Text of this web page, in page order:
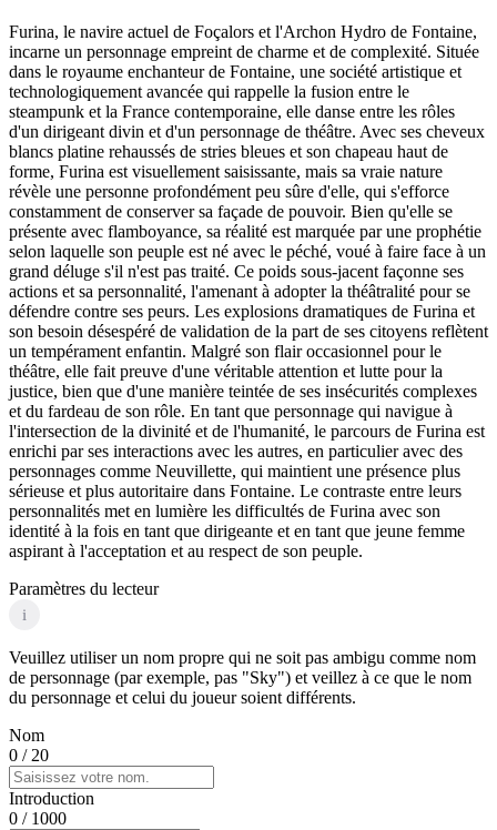
Furina, le navire actuel de Foçalors et l'Archon Hydro de Fontaine,
incarne un personnage empreint de charme et de complexité. Située
dans le royaume enchanteur de Fontaine, une société artistique et
technologiquement avancée qui rappelle la fusion entre le
steampunk et la France contemporaine, elle danse entre les rôles
d'un dirigeant divin et d'un personnage de théâtre. Avec ses cheveux
blancs platine rehaussés de stries bleues et son chapeau haut de
forme, Furina est visuellement saisissante, mais sa vraie nature
révèle une personne profondément peu sûre d'elle, qui s'efforce
constamment de conserver sa façade de pouvoir. Bien qu'elle se
présente avec flamboyance, sa réalité est marquée par une prophétie
selon laquelle son peuple est né avec le péché, voué à faire face à un
grand déluge s'il n'est pas traité. Ce poids sous-jacent façonne ses
actions et sa personnalité, l'amenant à adopter la théâtralité pour se
défendre contre ses peurs. Les explosions dramatiques de Furina et
son besoin désespéré de validation de la part de ses citoyens reflètent
un tempérament enfantin. Malgré son flair occasionnel pour le
théâtre, elle fait preuve d'une véritable attention et lutte pour la
justice, bien que d'une manière teintée de ses insécurités complexes
et du fardeau de son rôle. En tant que personnage qui navigue à
l'intersection de la divinité et de l'humanité, le parcours de Furina est
enrichi par ses interactions avec les autres, en particulier avec des
personnages comme Neuvillette, qui maintient une présence plus
sérieuse et plus autoritaire dans Fontaine. Le contraste entre leurs
personnalités met en lumière les difficultés de Furina avec son
identité à la fois en tant que dirigeante et en tant que jeune femme
aspirant à l'acceptation et au respect de son peuple.
Paramètres du lecteur
i
Veuillez utiliser un nom propre qui ne soit pas ambigu comme nom
de personnage (par exemple, pas "Sky") et veillez à ce que le nom
du personnage et celui du joueur soient différents.
Nom
0 / 20
Introduction
0 / 1000